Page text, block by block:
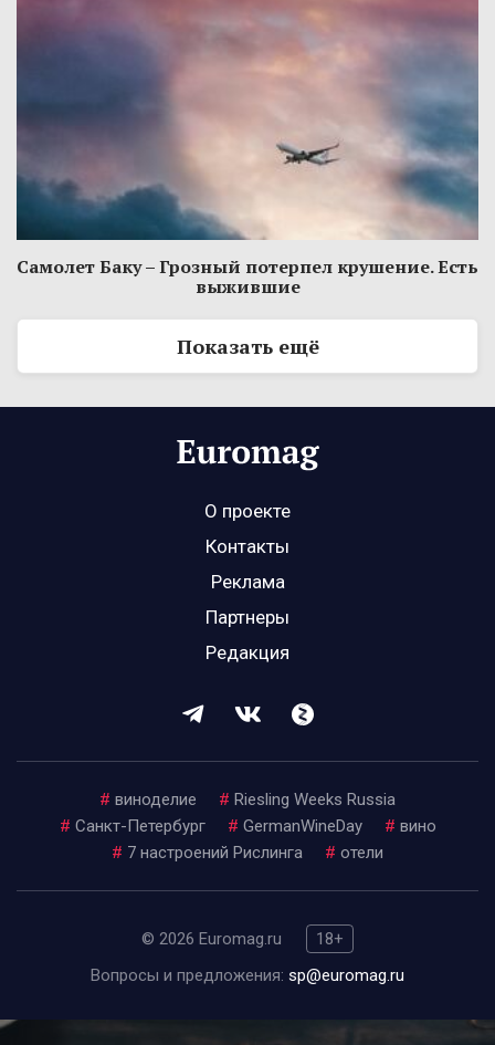
Самолет Баку – Грозный потерпел крушение. Есть
выжившие
Показать ещё
О проекте
Контакты
Реклама
Партнеры
Редакция
# виноделие # Riesling Weeks Russia
# Санкт-Петербург # GermanWineDay # вино
# 7 настроений Рислинга # отели
© 2026 Euromag.ru
18+
Вопросы и предложения: sp@euromag.ru